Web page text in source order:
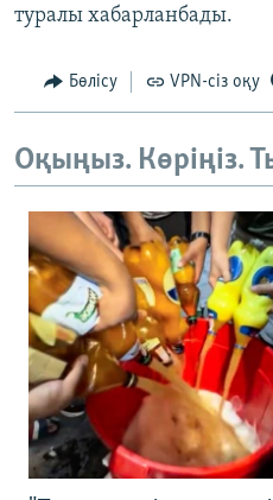
туралы хабарланбады.
Бөлісу VPN-сіз оқу
Оқыңыз. Көріңіз.